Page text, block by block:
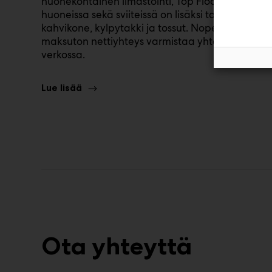
huoneissa sekä sviiteissä on lisäksi tallelokero,
kahvikone, kylpytakki ja tossut. Nopea ja
maksuton nettiyhteys varmistaa yhteydenpidon
verkossa.
Lue lisää
Ota yhteyttä